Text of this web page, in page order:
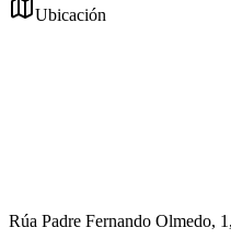
Ubicación
Rúa Padre Fernando Olmedo,